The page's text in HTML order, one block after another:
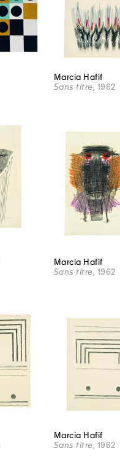
Marcia Hafif
Sans titre , 1962
Marcia Hafif
Sans titre , 1962
Marcia Hafif
Sans titre , 1962